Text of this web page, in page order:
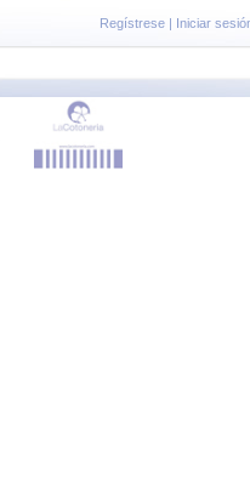
Regístrese | Iniciar